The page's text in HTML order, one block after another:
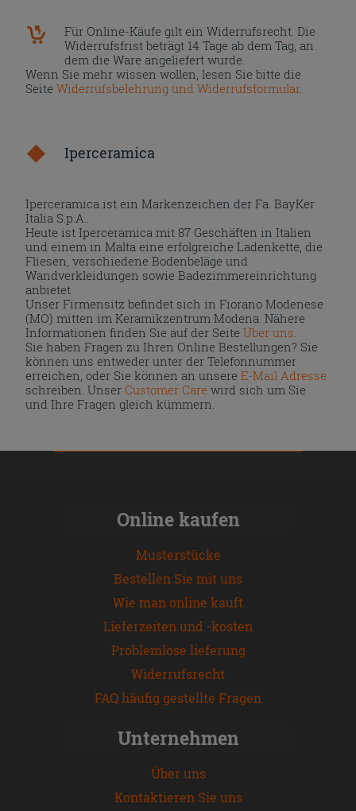
Für Online-Käufe gilt ein Widerrufsrecht. Die
Widerrufsfrist beträgt 14 Tage ab dem Tag, an
dem die Ware angeliefert wurde.
Wenn Sie mehr wissen wollen, lesen Sie bitte die
SeiteWiderrufsbelehrung und Widerrufsformular.
Iperceramica
Iperceramica ist ein Markenzeichen der Fa. BayKer
Italia S.p.A..
Heute ist Iperceramica mit 87 Geschäften in Italien
und einem in Malta eine erfolgreiche Ladenkette, die
Fliesen, verschiedene Bodenbeläge und
Wandverkleidungen sowie Badezimmereinrichtung
anbietet.
Unser Firmensitz befindet sich in Fiorano Modenese
(MO) mitten im Keramikzentrum Modena. Nähere
Informationen finden Sie auf der Seite Über uns
Sie haben Fragen zu Ihren Online Bestellungen? Sie
können uns entweder unter der Telefonnummer
erreichen, oder Sie können an unsereE-Mail Adresse
schreiben. UnserCustomer Care wird sich um Sie
und Ihre Fragen gleich kümmern.
Online kaufen
Musterstücke
Bestellen Sie mit uns
Wie man online kauft
Lieferzeiten und -kosten
Problemlose lieferung
Widerrufsrecht
FAQ häufig gestellte Fragen
Unternehmen
Über uns
Kontaktieren Sie uns